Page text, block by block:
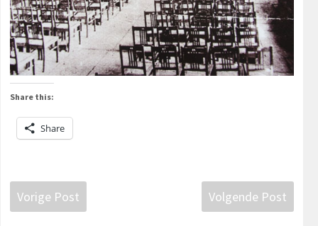
Share this:
Share
Vorige Post Volgende Post